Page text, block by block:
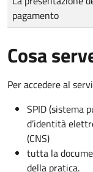
pagamento
Cosa
Per accedere al
SPID (sistema
d’identità
(CNS)
tutta la
della pratica.